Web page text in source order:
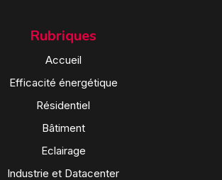
Rubriques
Accueil
Efficacité énergétique
Résidentiel
Bâtiment
Eclairage
Industrie et Datacenter